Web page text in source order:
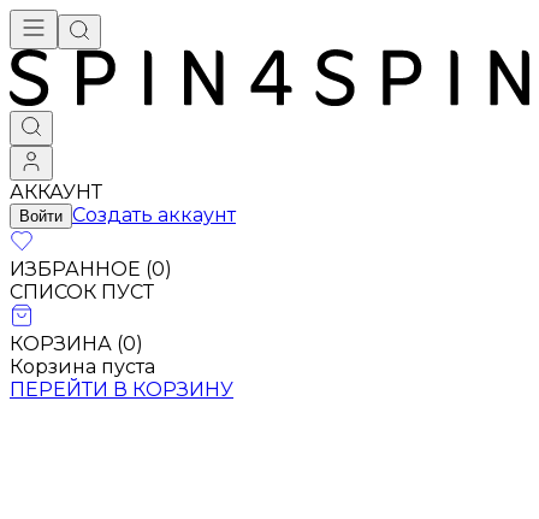
АККАУНТ
Войти Создать аккаунт
ИЗБРАННОЕ (0)
СПИСОК ПУСТ
КОРЗИНА (0)
Корзина пуста
ПЕРЕЙТИ В КОРЗИНУ